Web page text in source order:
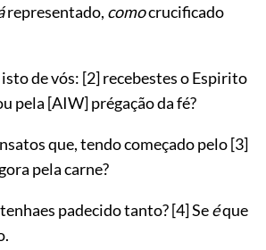
representado, comocrucificado
de vós: [2]recebestes o Espirito
pela [AIW]prégação da fé?
que, tendo começado pelo[3]
pela carne?
padecido tanto?[4]Seéque